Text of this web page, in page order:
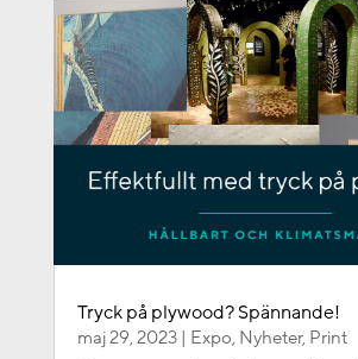
Tryck på plywood? Spännande!
maj 29, 2023| Expo, Nyheter, Print